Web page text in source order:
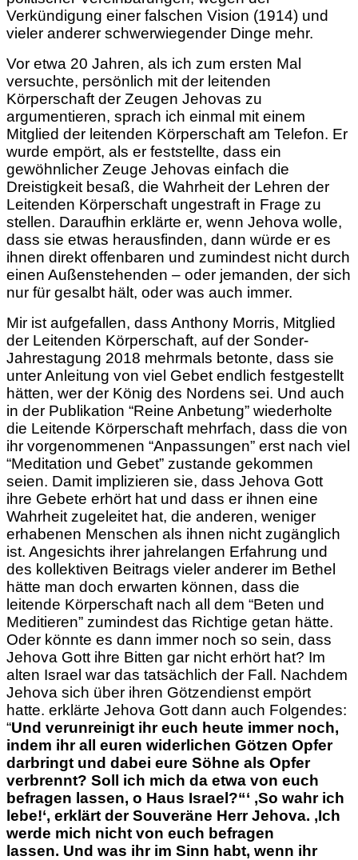
Verkündigung einer falschen Vision (1914) und
vieler anderer schwerwiegender Dinge mehr.
Vor etwa 20 Jahren, als ich zum ersten Mal
versuchte, persönlich mit der leitenden
Körperschaft der Zeugen Jehovas zu
argumentieren, sprach ich einmal mit einem
Mitglied der leitenden Körperschaft am Telefon. Er
wurde empört, als er feststellte, dass ein
gewöhnlicher Zeuge Jehovas einfach die
Dreistigkeit besaß, die Wahrheit der Lehren der
Leitenden Körperschaft ungestraft in Frage zu
stellen. Daraufhin erklärte er, wenn Jehova wolle,
dass sie etwas herausfinden, dann würde er es
ihnen direkt offenbaren und zumindest nicht durch
einen Außenstehenden – oder jemanden, der sich
nur für gesalbt hält, oder was auch immer.
Mir ist aufgefallen, dass Anthony Morris, Mitglied
der Leitenden Körperschaft, auf der Sonder-
Jahrestagung 2018 mehrmals betonte, dass sie
unter Anleitung von viel Gebet endlich festgestellt
hätten, wer der König des Nordens sei. Und auch
in der Publikation “Reine Anbetung” wiederholte
die Leitende Körperschaft mehrfach, dass die von
ihr vorgenommenen “Anpassungen” erst nach viel
“Meditation und Gebet” zustande gekommen
seien. Damit implizieren sie, dass Jehova Gott
ihre Gebete erhört hat und dass er ihnen eine
Wahrheit zugeleitet hat, die anderen, weniger
erhabenen Menschen als ihnen nicht zugänglich
ist. Angesichts ihrer jahrelangen Erfahrung und
des kollektiven Beitrags vieler anderer im Bethel
hätte man doch erwarten können, dass die
leitende Körperschaft nach all dem “Beten und
Meditieren” zumindest das Richtige getan hätte.
Oder könnte es dann immer noch so sein, dass
Jehova Gott ihre Bitten gar nicht erhört hat? Im
alten Israel war das tatsächlich der Fall. Nachdem
Jehova sich über ihren Götzendienst empört
hatte. erklärte Jehova Gott dann auch Folgendes:
“Und verunreinigt ihr euch heute immer noch,
indem ihr all euren widerlichen Götzen Opfer
darbringt und dabei eure Söhne als Opfer
verbrennt? Soll ich mich da etwa von euch
befragen lassen, o Haus Israel?“‘ ‚So wahr ich
lebe!‘, erklärt der Souveräne Herr Jehova. ‚Ich
werde mich nicht von euch befragen
lassen. Und was ihr im Sinn habt, wenn ihr